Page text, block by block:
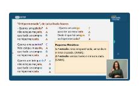
550102